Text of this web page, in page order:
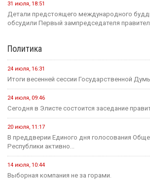
31 июля, 18:51
Детали предстоящего международного
обсудили Первый зампредседателя
Политика
24 июля, 16:31
Итоги весенней сессии Государственной
24 июля, 09:46
Сегодня в Элисте состоится заседание
20 июля, 11:17
В преддверии Единого дня голосования
Республики активно...
14 июля, 10:44
Выборная компания не за горами.